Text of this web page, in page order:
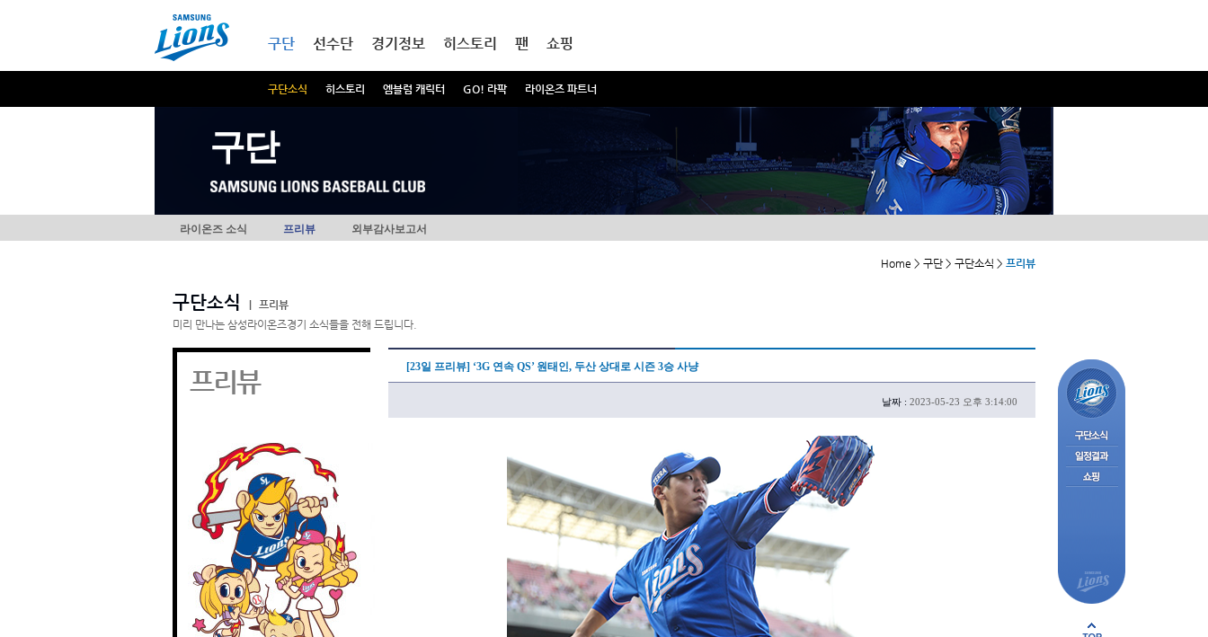
구단
구단소식 히스토리 엠블럼 캐릭터 GO! 라팍 라이온즈 파트너
선수단 경기정보 히스토리 팬 쇼핑
구단
라이온즈 소식 프리뷰 외부감사보고서
Home > 구단 > 구단소식 > 프리뷰
구단소식
프리뷰
미리 만나는 삼성라이온즈경기 소식들을 전해 드립니다.
프리뷰 [23일 프리뷰] ‘3G 연속 QS’ 원태인, 두산 상대로 시즌 3승 사냥
날짜 : 2023-05-23 오후 3:14:00